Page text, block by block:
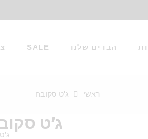
הבדים שלנו SALE
ראשי ג'ט סקובה
ג’ט